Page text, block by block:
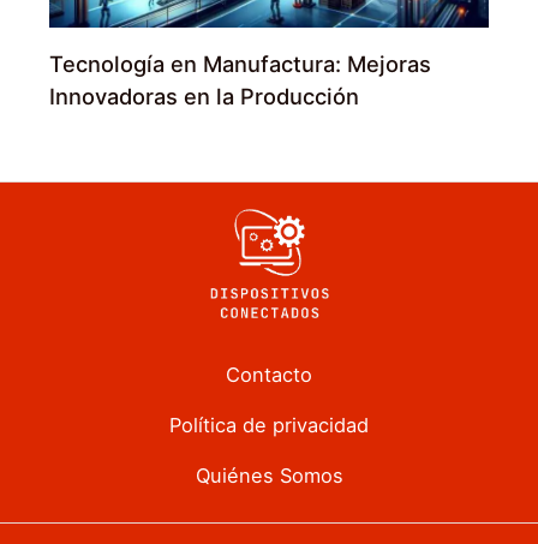
Tecnología en Manufactura: Mejoras
Innovadoras en la Producción
Contacto
Política de privacidad
Quiénes Somos